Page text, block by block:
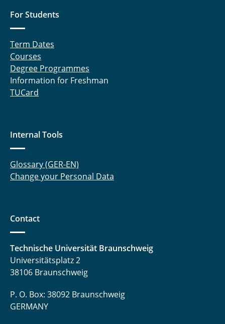
For Students
Term Dates
Courses
Degree Programmes
Information for Freshman
TUCard
Internal Tools
Glossary (GER-EN)
Change your Personal Data
Contact
Technische Universität Braunschweig
Universitätsplatz 2
38106 Braunschweig
P. O. Box: 38092 Braunschweig
GERMANY